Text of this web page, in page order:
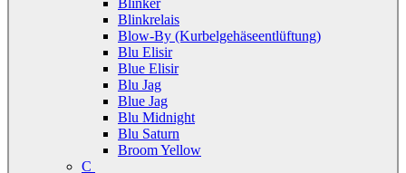
Blinker
Blinkrelais
Blow-By (Kurbelgehäseentlüftung)
Blu Elisir
Blue Elisir
Blu Jag
Blue Jag
Blu Midnight
Blu Saturn
Broom Yellow
C